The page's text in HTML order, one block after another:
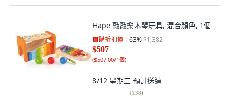
Hape 敲敲樂木琴玩具, 混合顏色, 1個
首購折扣價 63%$1,382
$507
($507.00/1個)
8/12 星期三 預計送達
(138)